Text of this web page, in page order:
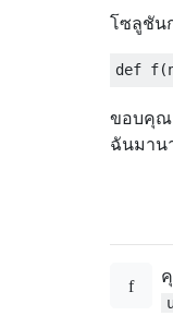
โซลูชัน
def f(
ขอบคุณ
ฉันมาน